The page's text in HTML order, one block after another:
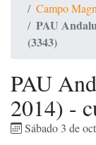
Campo
PAU
(3343)
PAU
2014) -
Sábado 3 de